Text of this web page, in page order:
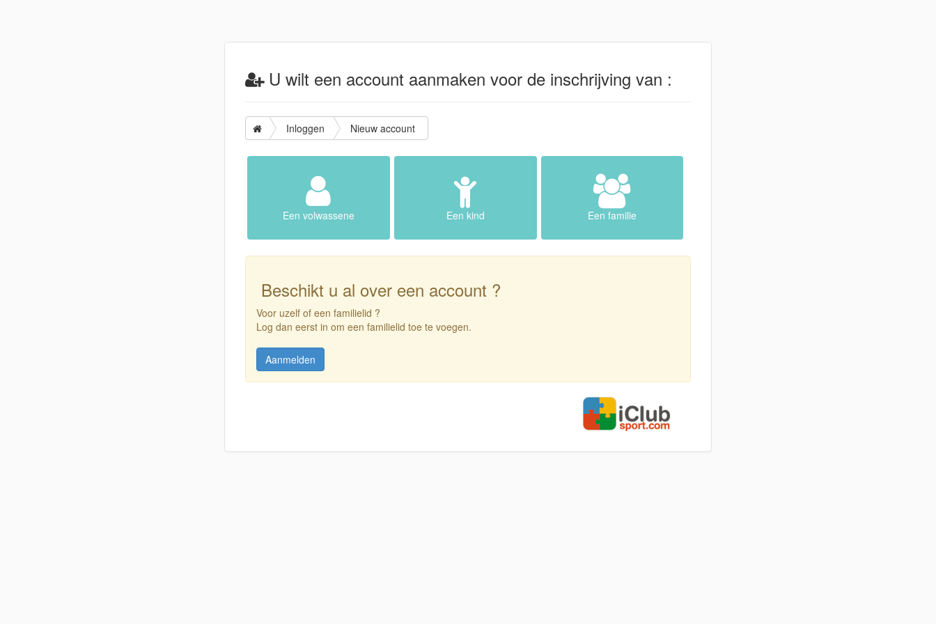
U wilt een account aanmaken voor de inschrijving van :
Inloggen Nieuw account
Een volwassene Een kind Een familie
Beschikt u al over een account ?
Voor uzelf of een familielid ?
Log dan eerst in om een familielid toe te voegen.
Aanmelden